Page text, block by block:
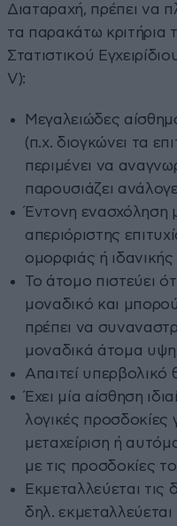
Διαταραχή, πρέπει να
τα παρακάτω κριτήρια
Στατιστικού
V):
Μεγαλειώδες
(π.χ. διογκώνει τα
περιμένει να
παρουσιάζει
Έντονη ενασχόληση
απεριόριστης
ομορφιάς ή
Το άτομο πιστεύει
μοναδικό και
πρέπει να
μοναδικά άτομα
Απαιτεί υπερβολικό
Έχει μία αίσθηση
λογικές προσδοκίες
μεταχείριση ή
με τις προσδοκίες
Εκμεταλλεύεται τις
δηλ.